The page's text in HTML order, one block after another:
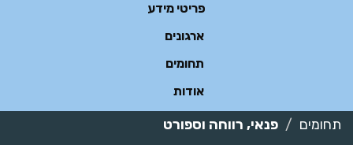
פריטי מידע
ארגונים
תחומים
אודות
תחומים פנאי, רווחה וספורט